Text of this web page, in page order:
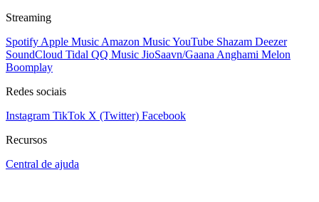
Streaming
Spotify Apple Music Amazon MusicYouTube Shazam Deezer
SoundCloud Tidal QQ Music JioSaavn/Gaana Anghami Melon
Boomplay
Redes sociais
Instagram TikTok X (Twitter) Facebook
Recursos
Central de ajuda